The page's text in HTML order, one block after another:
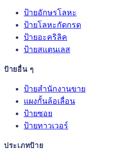
ป้ายอักษรโลหะ
ป้ายโลหะกัดกรด
ป้ายอะคริลิค
ป้ายสแตนเลส
ป้ายอื่น ๆ
ป้ายสำนักงานขาย
แผงกั้นล้อเลื่อน
ป้ายซอย
ป้ายทาวเวอร์
ประเภทป้าย